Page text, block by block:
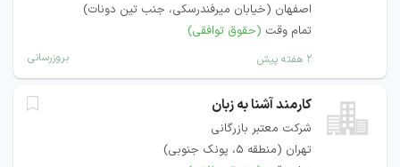
اصفهان (خیابان میرفندرسکی، جنب تین دونات)
تمام وقت (حقوق توافقی)
۲ هفته پیش بروزرسانی
کارمند آشنا به زبان
شرکت معتبر بازرگانی
تهران (منطقه ۵، پونک جنوبی)